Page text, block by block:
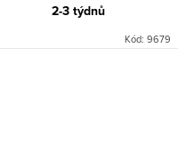
2-3 týdnů
Kód: 9679